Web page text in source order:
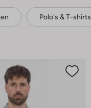
Polo's & T-shirts